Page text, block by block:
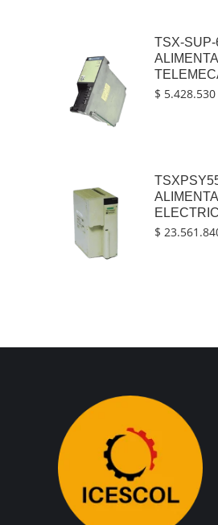
TSX-
$ 5.428.530
ELECTRIC
$